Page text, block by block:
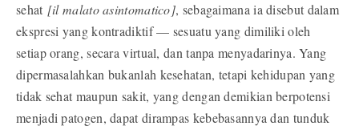
sehat [il malato asintomatico], sebagaimana ia disebut dalam
ekspresi yang kontradiktif — sesuatu yang dimiliki oleh
setiap orang, secara virtual, dan tanpa menyadarinya. Yang
dipermasalahkan bukanlah kesehatan, tetapi kehidupan yang
tidak sehat maupun sakit, yang dengan demikian berpotensi
menjadi patogen, dapat dirampas kebebasannya dan tunduk